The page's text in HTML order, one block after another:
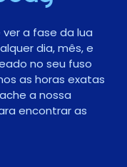
a fase da lua
dia, mês, e
no seu fuso
as horas exatas
a nossa
encontrar as